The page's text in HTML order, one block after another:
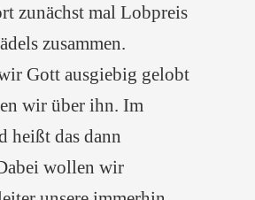
zunächst mal Lobpreis
zusammen.
Gott ausgiebig gelobt
wir über ihn. Im
heißt das dann
wollen wir